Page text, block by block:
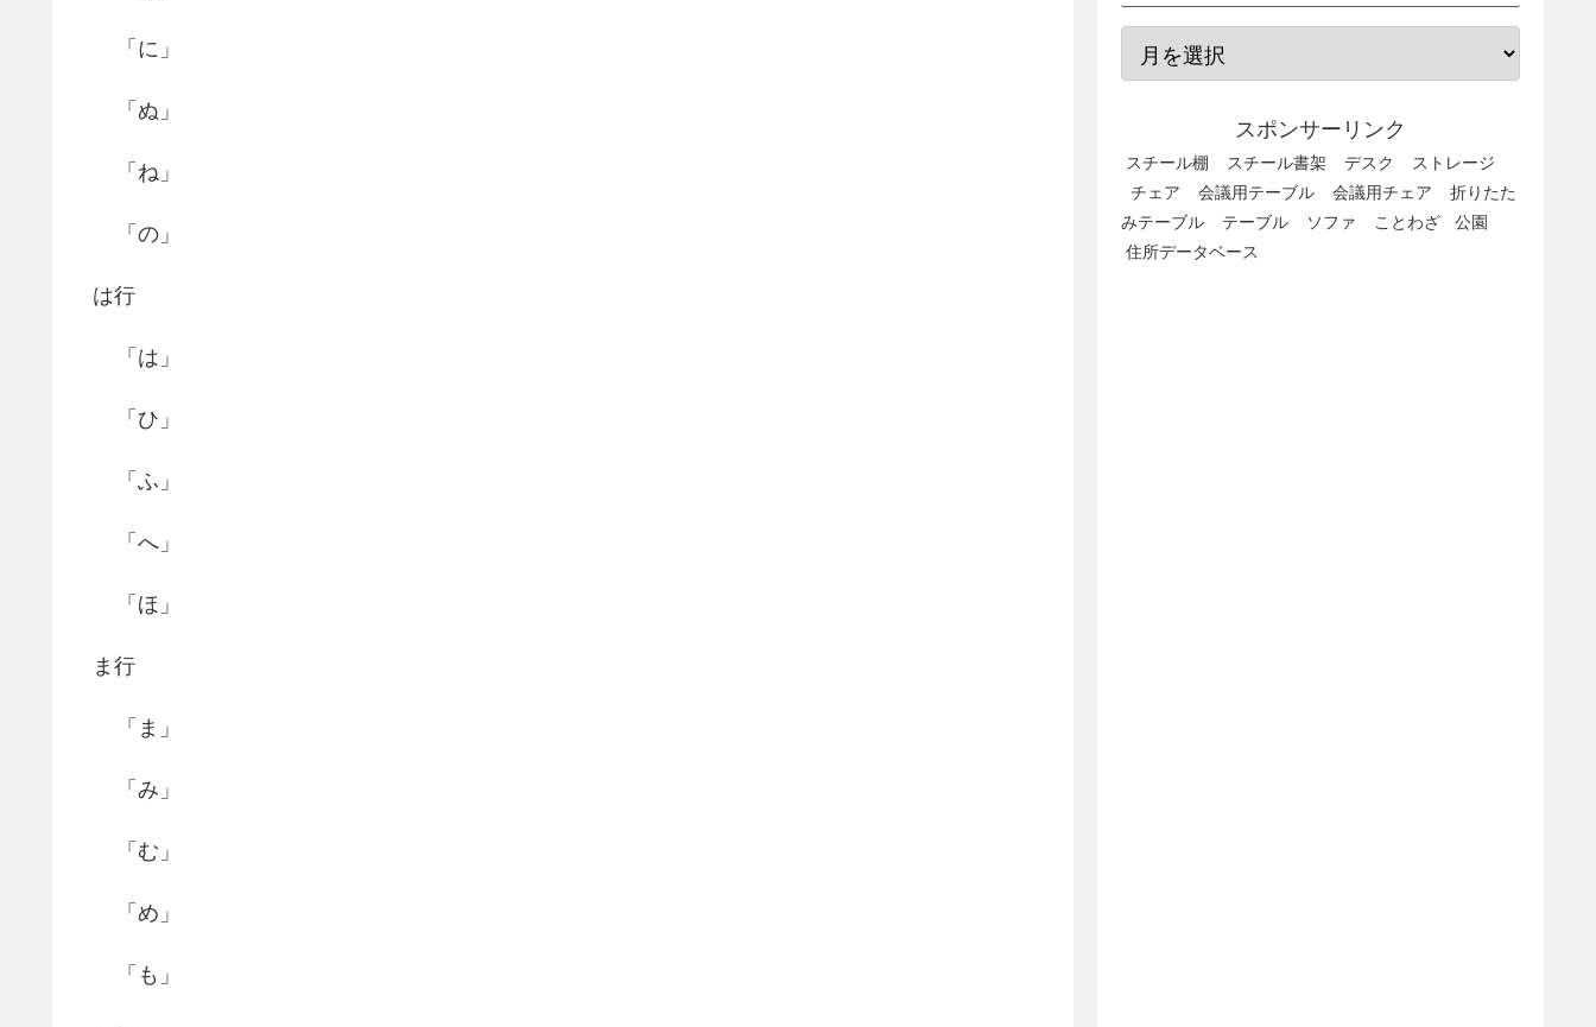
「に」
「ぬ」
「ね」
「の」
は行
「は」
「ひ」
「ふ」
「へ」
「ほ」
ま行
「ま」
「み」
「む」
「め」
「も」
スポンサーリンク
スチール棚 スチール書架 デスク
ストレージ
チェア
会議用テーブル 会議用チェア
折りたた
みテーブル
テーブル ソファ ことわざ
公園
住所データベース